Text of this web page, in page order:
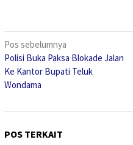
Navigasi
pos
Pos sebelumnya
Polisi Buka Paksa Blokade Jalan
Ke Kantor Bupati Teluk
Wondama
POS TERKAIT